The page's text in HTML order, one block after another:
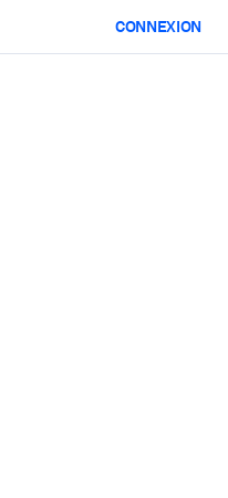
CONNEXION